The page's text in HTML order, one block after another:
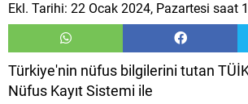
Ekl. Tarihi: 22 Ocak 2024, Pazartesi saat
Türkiye'nin nüfus bilgilerini tutan
Nüfus Kayıt Sistemi ile